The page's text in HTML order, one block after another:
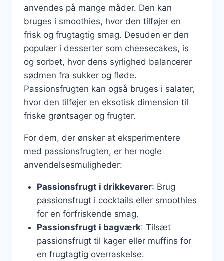
anvendes på mange måder. Den kan
bruges i smoothies, hvor den tilføjer en
frisk og frugtagtig smag. Desuden er den
populær i desserter som cheesecakes, is
og sorbet, hvor dens syrlighed balancerer
sødmen fra sukker og fløde.
Passionsfrugten kan også bruges i salater,
hvor den tilføjer en eksotisk dimension til
friske grøntsager og frugter.
For dem, der ønsker at eksperimentere
med passionsfrugten, er her nogle
anvendelsesmuligheder:
Passionsfrugt i drikkevarer: Brug
passionsfrugt i cocktails eller smoothies
for en forfriskende smag.
Passionsfrugt i bagværk: Tilsæt
passionsfrugt til kager eller muffins for
en frugtagtig overraskelse.